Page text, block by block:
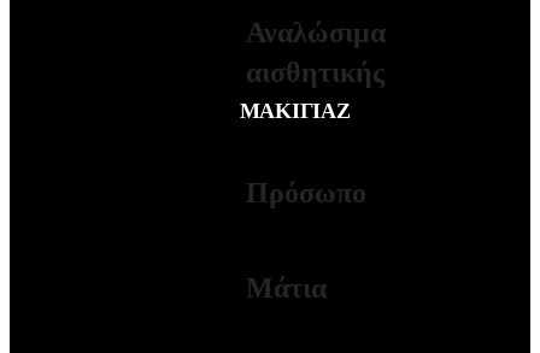
Αναλώσιμα
αισθητικής
ΜΑΚΙΓΙΑΖ
Πρόσωπο
Μάτια